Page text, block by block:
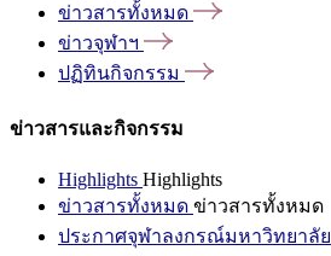
ข่าวสารทั้งหมด
ข่าวจุฬาฯ
ปฏิทินกิจกรรม
ข่าวสารและกิจกรรม
Highlights Highlights
ข่าวสารทั้งหมด ข่าวสารทั้งหมด
ประกาศจุฬาลงกรณ์มหาวิทยาลัย